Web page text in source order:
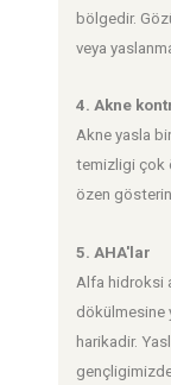
bölgedir.
veya
4. Akne
Akne yasla
temizligi çok
özen
5. AHA'lar
Alfa hidroksi
dökülmesine
harikadir.